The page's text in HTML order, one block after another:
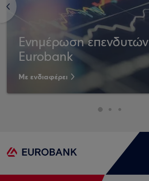
<
Ενημέρωση επενδυτών
Eurobank
Με ενδιαφέρει